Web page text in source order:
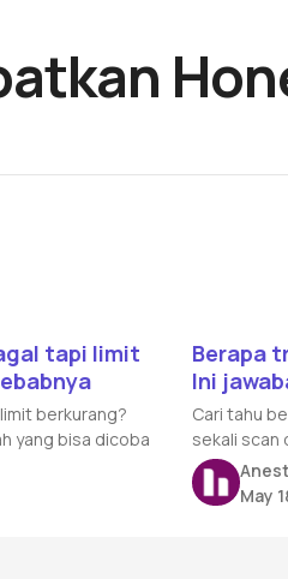
tapi limit
berkurang?
yang bisa dicoba
Berapa
Ini
Cari tahu
sekali scan
May